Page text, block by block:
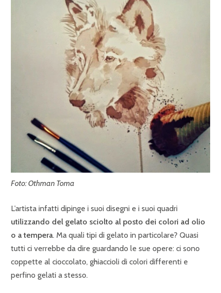
Foto: Othman Toma
L’artista infatti dipinge i suoi disegni e i suoi quadri
utilizzando del gelato sciolto al posto dei colori ad olio
o a tempera. Ma quali tipi di gelato in particolare? Quasi
tutti ci verrebbe da dire guardando le sue opere: ci sono
coppette al cioccolato, ghiaccioli di colori differenti e
perfino gelati a stesso.